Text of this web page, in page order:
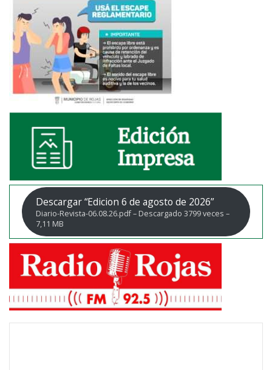
Descargar “Edicion 6 de agosto de 2026”
Diario-Revista-06.08.26.pdf – Descargado 3799 veces –
7,11 MB